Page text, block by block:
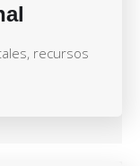
recursos